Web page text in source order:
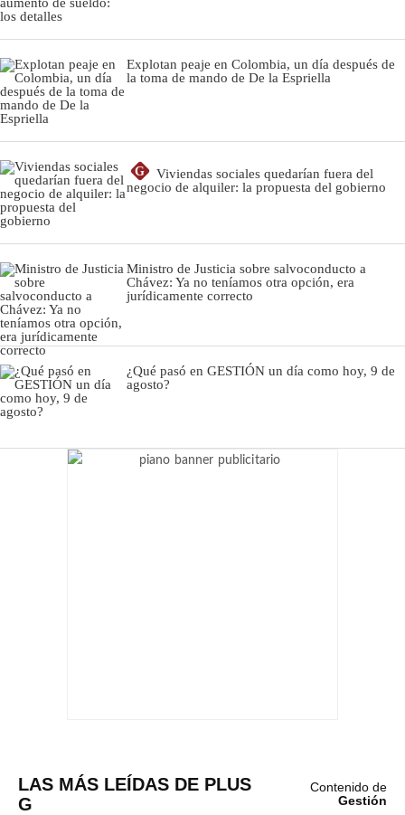
Explotan peaje en Colombia, un día después de
la toma de mando de De la Espriella
G
Viviendas sociales quedarían fuera del
negocio de alquiler: la propuesta del gobierno
Ministro de Justicia sobre salvoconducto a
Chávez: Ya no teníamos otra opción, era
jurídicamente correcto
¿Qué pasó en GESTIÓN un día como hoy, 9 de
agosto?
LAS MÁS LEÍDAS DE PLUS
G
Contenido de
Gestión